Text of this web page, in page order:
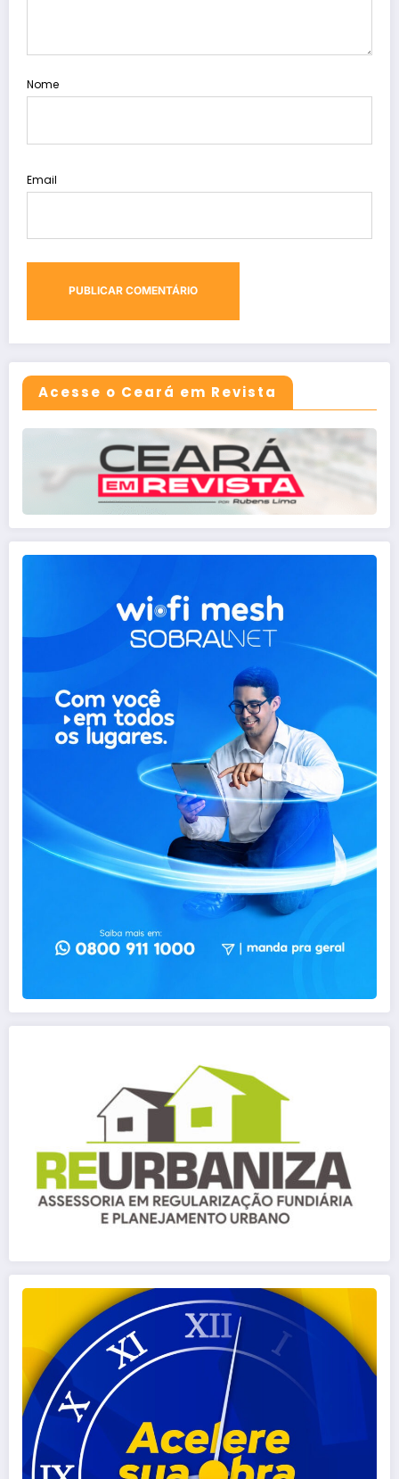
Nome
Email
Acesse o Ceará em Revista